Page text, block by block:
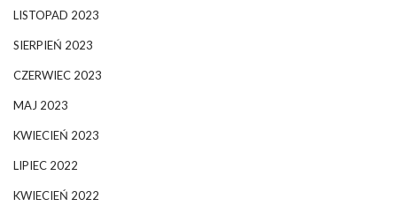
LISTOPAD 2023
SIERPIEŃ 2023
CZERWIEC 2023
MAJ 2023
KWIECIEŃ 2023
LIPIEC 2022
KWIECIEŃ 2022